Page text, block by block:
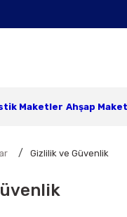
Maketler Ahşap
Gizlilik ve Güvenlik